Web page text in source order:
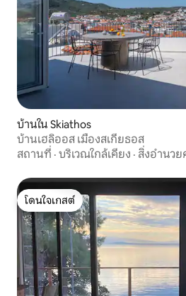
บ้านใน Skiathos
บ้านเฮลิออส เมืองสเกียธอส
สถานที่ · บริเวณใกล้เคียง · สิ่งอำนวย
โดนใจเกสต์
โดนใจเกสต์